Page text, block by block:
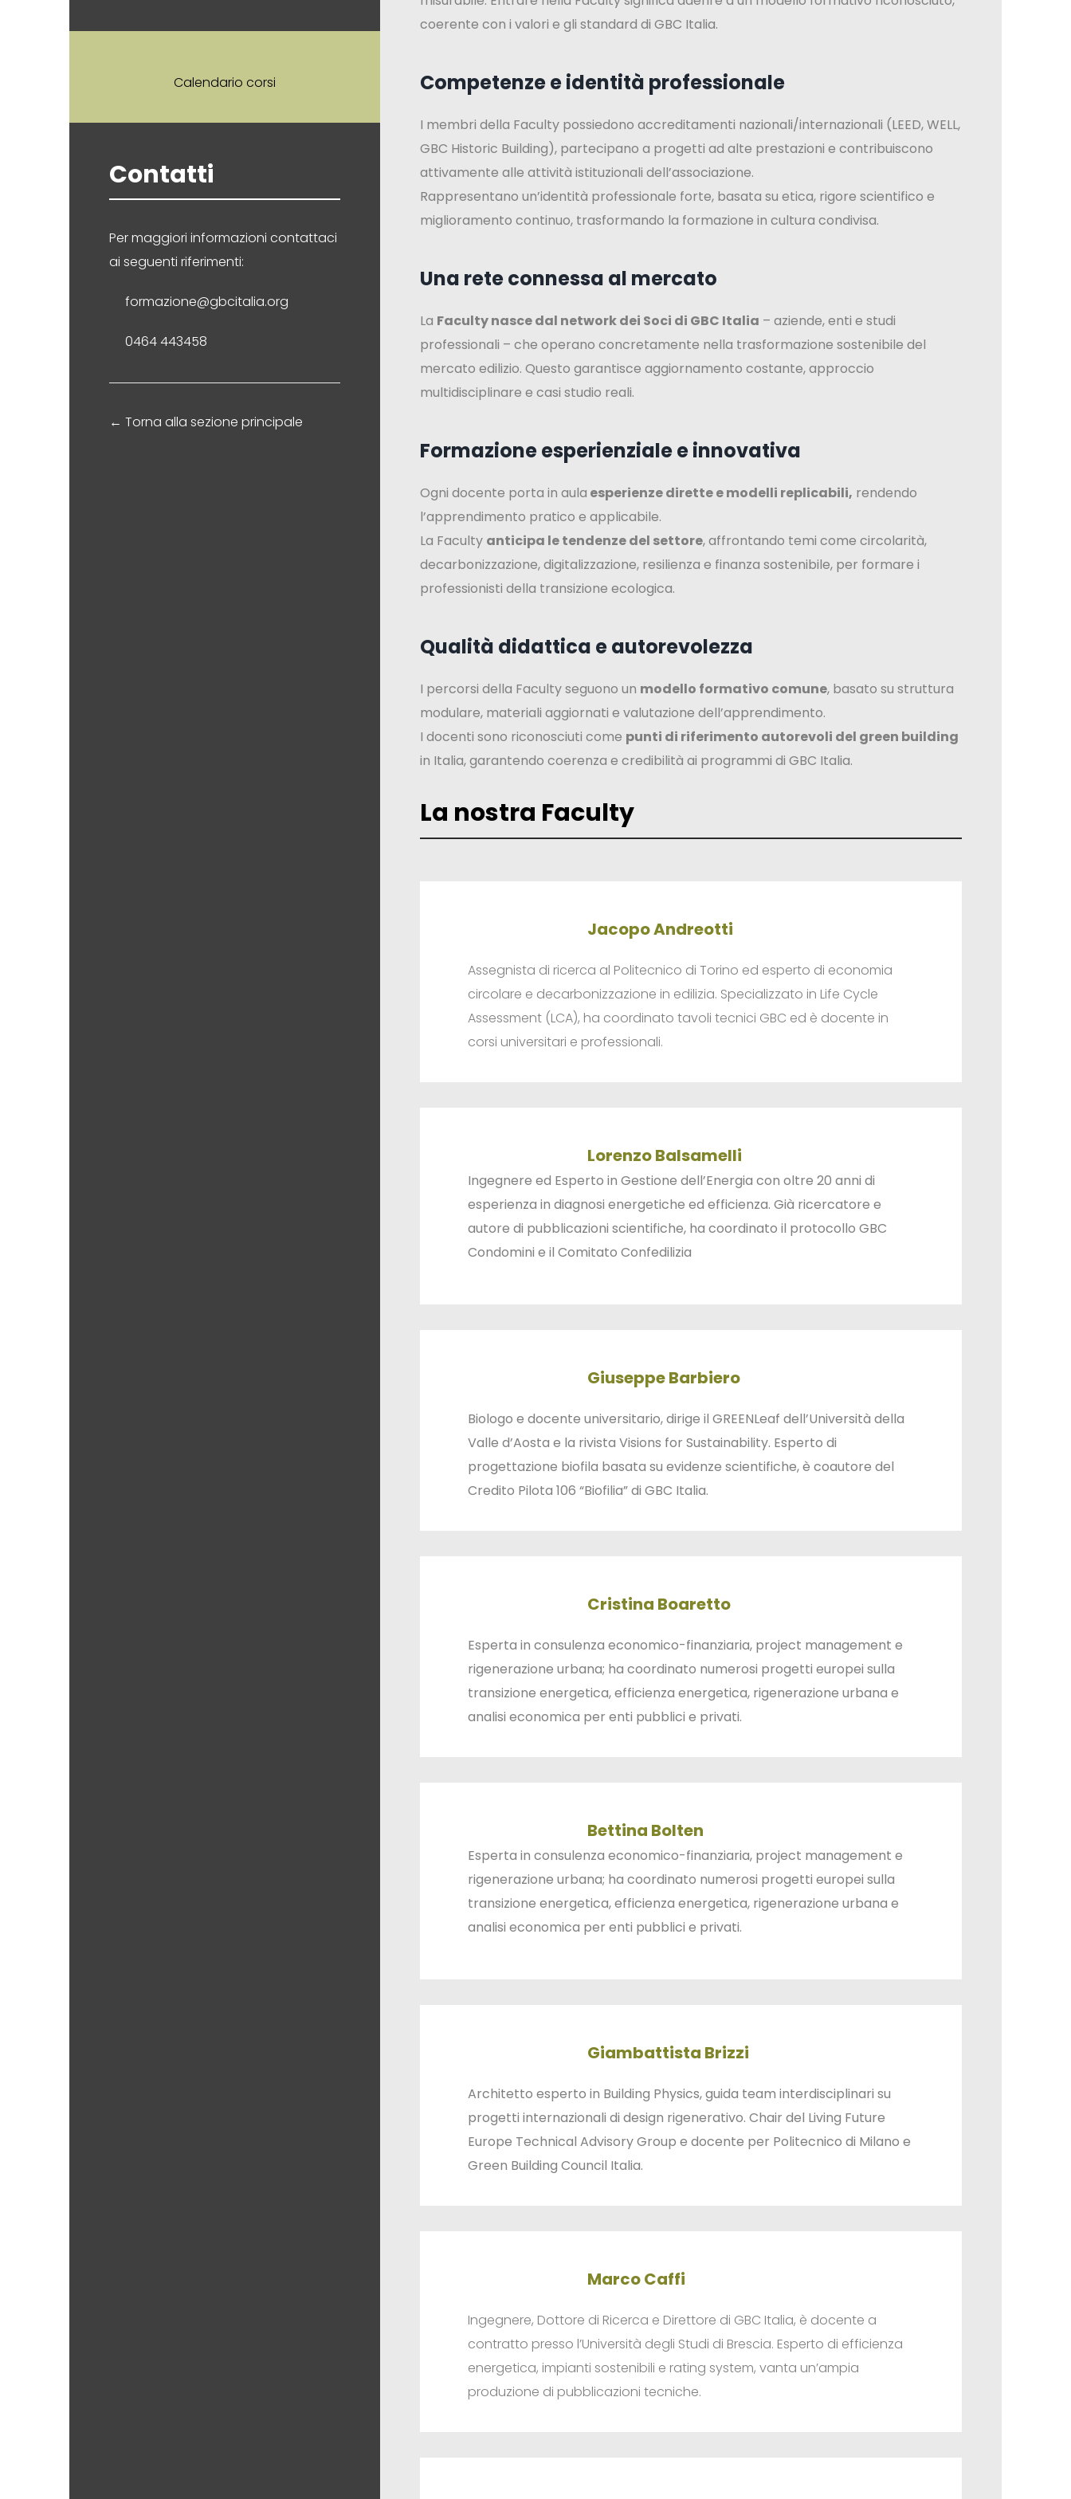
Calendario corsi
Contatti
Per maggiori informazioni contattaci
ai seguenti riferimenti:
formazione@gbcitalia.org
0464 443458
← Torna alla sezione principale
coerente con i valori e gli standard di GBC Italia.
Competenze e identità professionale
I membri della Faculty possiedono accreditamenti nazionali/internazionali (LEED, WELL,
GBC Historic Building), partecipano a progetti ad alte prestazioni e contribuiscono
attivamente alle attività istituzionali dell’associazione.
Rappresentano un’identità professionale forte, basata su etica, rigore scientifico e
miglioramento continuo, trasformando la formazione in cultura condivisa.
Una rete connessa al mercato
La Faculty nasce dal network dei Soci di GBC Italia – aziende, enti e studi
professionali – che operano concretamente nella trasformazione sostenibile del
mercato edilizio. Questo garantisce aggiornamento costante, approccio
multidisciplinare e casi studio reali.
Formazione esperienziale e innovativa
Ogni docente porta in aula esperienze dirette e modelli replicabili, rendendo
l’apprendimento pratico e applicabile.
La Faculty anticipa le tendenze del settore, affrontando temi come circolarità,
decarbonizzazione, digitalizzazione, resilienza e finanza sostenibile, per formare i
professionisti della transizione ecologica.
Qualità didattica e autorevolezza
I percorsi della Faculty seguono un modello formativo comune, basato su struttura
modulare, materiali aggiornati e valutazione dell’apprendimento.
I docenti sono riconosciuti come punti di riferimento autorevoli del green building
in Italia, garantendo coerenza e credibilità ai programmi di GBC Italia.
La nostra Faculty
Jacopo Andreotti
Assegnista di ricerca al Politecnico di Torino ed esperto di economia
circolare e decarbonizzazione in edilizia. Specializzato in Life Cycle
Assessment (LCA), ha coordinato tavoli tecnici GBC ed è docente in
corsi universitari e professionali.
Lorenzo Balsamelli
Ingegnere ed Esperto in Gestione dell’Energia con oltre 20 anni di
esperienza in diagnosi energetiche ed efficienza. Già ricercatore e
autore di pubblicazioni scientifiche, ha coordinato il protocollo GBC
Condomini e il Comitato Confedilizia
Giuseppe Barbiero
Biologo e docente universitario, dirige il GREENLeaf dell’Università della
Valle d’Aosta e la rivista Visions for Sustainability. Esperto di
progettazione biofila basata su evidenze scientifiche, è coautore del
Credito Pilota 106 “Biofilia” di GBC Italia.
Cristina Boaretto
Esperta in consulenza economico-finanziaria, project management e
rigenerazione urbana; ha coordinato numerosi progetti europei sulla
transizione energetica, efficienza energetica, rigenerazione urbana e
analisi economica per enti pubblici e privati.
Bettina Bolten
Esperta in consulenza economico-finanziaria, project management e
rigenerazione urbana; ha coordinato numerosi progetti europei sulla
transizione energetica, efficienza energetica, rigenerazione urbana e
analisi economica per enti pubblici e privati​.
Giambattista Brizzi
Architetto esperto in Building Physics, guida team interdisciplinari su
progetti internazionali di design rigenerativo. Chair del Living Future
Europe Technical Advisory Group e docente per Politecnico di Milano e
Green Building Council Italia​.
Marco Caffi
Ingegnere, Dottore di Ricerca e Direttore di GBC Italia, è docente a
contratto presso l’Università degli Studi di Brescia. Esperto di efficienza
energetica, impianti sostenibili e rating system, vanta un’ampia
produzione di pubblicazioni tecniche.